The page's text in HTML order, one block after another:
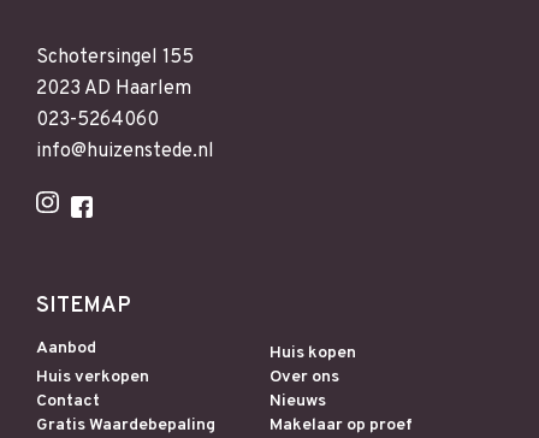
Schotersingel 155
2023 AD Haarlem
023-5264060
info@huizenstede.nl
SITEMAP
Aanbod
Huis kopen
Huis verkopen
Over ons
Contact
Nieuws
Gratis Waardebepaling
Makelaar op proef